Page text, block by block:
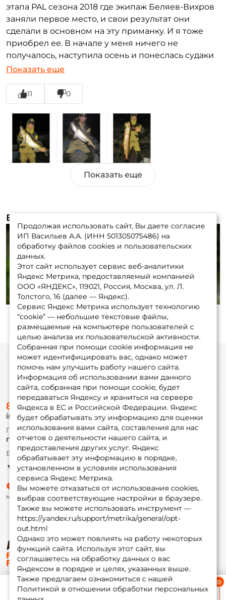
Ближайшая доставка
≈ 1 дн.
этапа PAL сезона 2018 где экипаж Беляев-Вихров
заняли первое место, и свои результат они
сделали в основном на эту приманку. И я тоже
приобрел ее. В начале у меня ничего не
получалось, наступила осень и понеслась судаки
щуки. Хоть это и незацепляйка рыбу засекает
челюсть насквозь. Крючки острые и жесткие.
Неня ни разу не подвели. Самые
запоминающиеся это судак на 4600 и 4700 и
щука на 10200. Было ещё не мало рыбы средних
размеров. Данную приманку рекомендую.
Достоинства: Уловистость, универсальность,
острые крючки, цена
Нет
Показать еще
11 0
Видеообзоры (1)
Play
Продолжая использовать сайт, Вы даете согласие
ИП Васильев А.А. (ИНН 501305075486) на
обработку файлов cookies и пользовательских
данных.
Этот сайт использует сервис веб-аналитики
Яндекс Метрика, предоставляемый компанией
ООО «ЯНДЕКС», 119021, Россия, Москва, ул. Л.
Толстого, 16 (далее — Яндекс).
Сервис Яндекс Метрика использует технологию
“cookie” — небольшие текстовые файлы,
размещаемые на компьютере пользователей с
целью анализа их пользовательской активности.
Собранная при помощи cookie информация не
может идентифицировать вас, однако может
помочь нам улучшить работу нашего сайта.
Информация об использовании вами данного
сайта, собранная при помощи cookie, будет
передаваться Яндексу и храниться на сервере
Яндекса в ЕС и Российской Федерации. Яндекс
будет обрабатывать эту информацию для оценки
использования вами сайта, составления для нас
отчетов о деятельности нашего сайта, и
предоставления других услуг. Яндекс
обрабатывает эту информацию в порядке,
установленном в условиях использования
сервиса Яндекс Метрика.
Вы можете отказаться от использования cookies,
выбрав соответствующие настройки в браузере.
Также вы можете использовать инструмент —
https://yandex.ru/support/metrika/general/opt-
out.html
Однако это может повлиять на работу некоторых
функций сайта. Используя этот сайт, вы
соглашаетесь на обработку данных о вас
Яндексом в порядке и целях, указанных выше.
Также предлагаем ознакомиться с нашей
Политикой в отношении обработки персональных
Заполняя данную форму вы соглашаетесь на обработку
персональных данных
Создать аккаунт
У меня уже есть аккаунт
© ФоксФишинг, 2009-2026
Информация
О магазине
Доставка
Оплата
Fox-bonus
Гуру
Партнерская программа
8 (495) 532-77-88
info@foxfishing.ru
По вопросам с заказом
г. Москва, ул. Плеханова д.7
Ежедневно 10:00 до 20:00